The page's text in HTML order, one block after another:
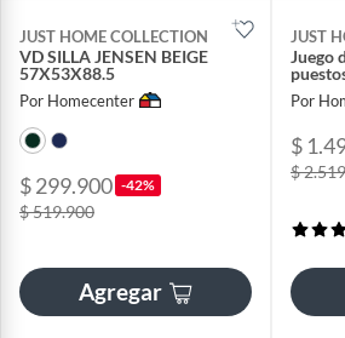
JUST HOME COLLECTION
VD SILLA JENSEN BEIGE
57X53X88.5
Por Homecenter
$ 299.900 -42%
$ 519.900
Agregar
JUST
Juego
Por
$
$